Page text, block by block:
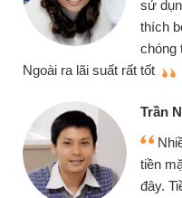
sử
thích
chóng
Ngoài ra lãi suất rất tốt
Trần
tiền
đây.